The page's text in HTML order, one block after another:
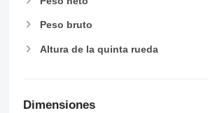
Peso bruto
Altura de la quinta rueda
Dimensiones